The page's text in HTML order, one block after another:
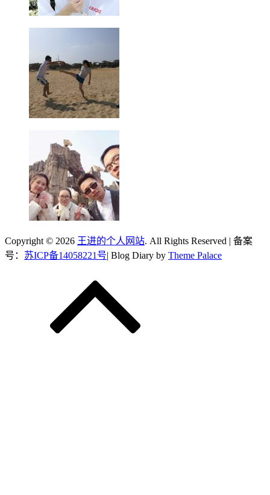
Copyright © 2026 王进的个人网站. All Rights Reserved | 备案
号： 苏ICP备14058221号| Blog Diary by Theme Palace